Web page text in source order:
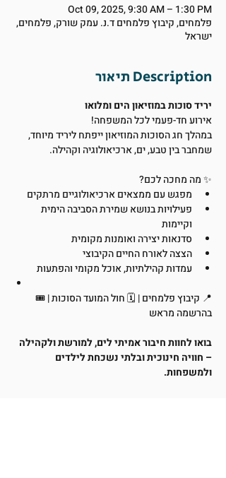
Oct 09, 2025, 9:30 AM – 1:30 PM
פלמחים, קיבוץ פלמחים ד.נ. עמק שורק, פלמחים,
ישראל
תיאור Description
יריד סוכות במוזיאון הים ומלואו
אירוע חד-פעמי לכל המשפחה!
במהלך חג הסוכות המוזיאון ייפתח ליריד מיוחד,
שמחבר בין טבע, ים, ארכיאולוגיה וקהילה.
✨ מה מחכה לכם?
מפגש עם ממצאים ארכיאולוגיים מרתקים
פעילויות בנושא שמירת הסביבה הימית
וקיימות
סדנאות יצירה ואומנות מקומית
הצצה לאורח החיים הקיבוצי
עמדות קהילתיות, אוכל מקומי והפתעות
📍 קיבוץ פלמחים | 🗓️ חול המועד הסוכות | 🎟️
בהרשמה מראש
בואו לחוות חיבור אמיתי לים, למורשת ולקהילה
– חוויה חינוכית ובלתי נשכחת לילדים
ולמשפחות.